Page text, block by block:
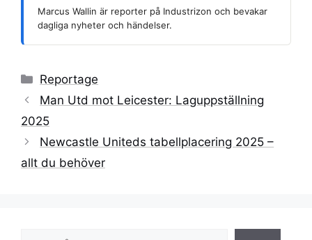
Marcus Wallin är reporter på Industrizon och bevakar
dagliga nyheter och händelser.
Kategorier
Reportage
Man Utd mot Leicester: Laguppställning
2025
Newcastle Uniteds tabellplacering 2025 –
allt du behöver